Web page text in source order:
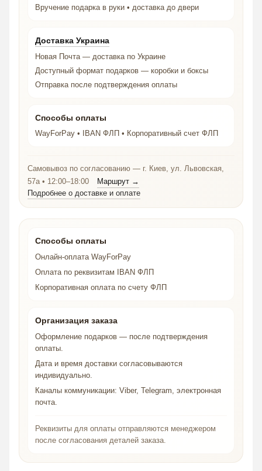
Вручение подарка в руки • доставка до двери
Доставка Украина
Новая Почта — доставка по Украине
Доступный формат подарков — коробки и боксы
Отправка после подтверждения оплаты
Способы оплаты
WayForPay • IBAN ФЛП • Корпоративный счет ФЛП
Самовывоз по согласованию — г. Киев, ул. Львовская,
57а • 12:00–18:00
Маршрут →
Подробнее о доставке и оплате
Способы оплаты
Онлайн-оплата WayForPay
Оплата по реквизитам IBAN ФЛП
Корпоративная оплата по счету ФЛП
Организация заказа
Оформление подарков — после подтверждения
оплаты.
Дата и время доставки согласовываются
индивидуально.
Каналы коммуникации: Viber, Telegram, электронная
почта.
Реквизиты для оплаты отправляются менеджером
после согласования деталей заказа.